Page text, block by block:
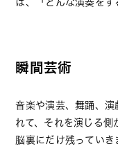
は、「どんな演奏をす
瞬間芸術
音楽や演芸、舞踊、演
れて、それを演じる側
脳裏にだけ残っていき